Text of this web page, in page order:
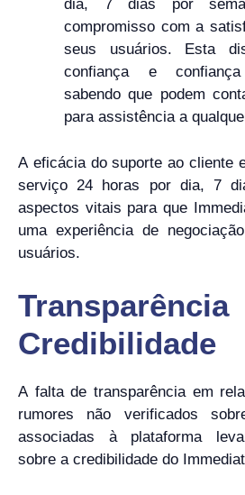
dia, 7 dias por
compromisso com a
seus usuários. Esta
confiança e
sabendo que podem
para assistência a
A eficácia do suporte ao cliente
serviço 24 horas por dia, 7
aspectos vitais para que
uma experiência de
usuários.
Credibilidade
A falta de transparência em
rumores não verificados
associadas à plataforma
sobre a credibilidade do